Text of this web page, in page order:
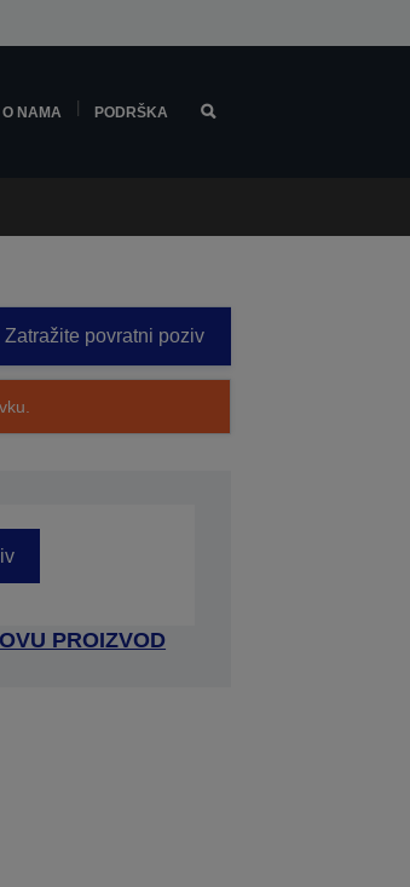
O NAMA PODRŠKA
Zatražite povratni poziv
PROIZVOD